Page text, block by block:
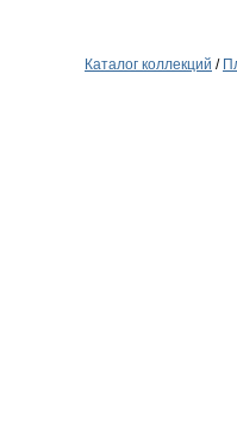
Каталог коллекций /